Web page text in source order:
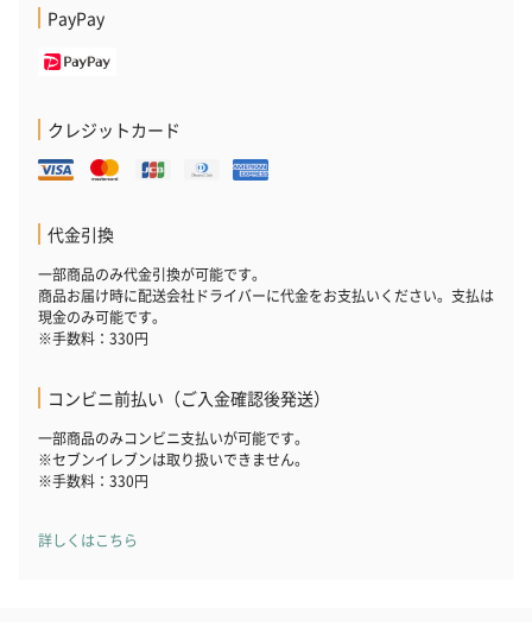
PayPay
クレジットカード
代金引換
一部商品のみ代金引換が可能です。
商品お届け時に配送会社ドライバーに代金をお支払いください。支払は
現金のみ可能です。
※手数料：330円
コンビニ前払い（ご入金確認後発送）
一部商品のみコンビニ支払いが可能です。
※セブンイレブンは取り扱いできません。
※手数料：330円
詳しくはこちら